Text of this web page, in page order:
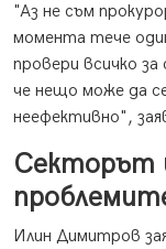
"Аз не съм
момента тече
провери всичко
че нещо може да
неефективно",
Секторът
Илин Димитров